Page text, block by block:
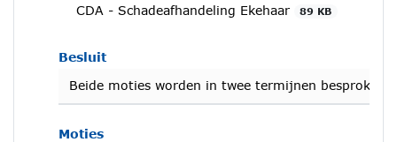
CDA - Schadeafhandeling Ekehaar
89 KB
Besluit
Beide moties worden in twee termijnen
Moties